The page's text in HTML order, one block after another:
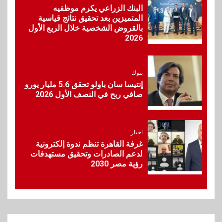
وأفريقيا Tour4Cure
9
سوق وصلة
جهازًا مثاليًا للشباب
10
في سوق تحويلات المصريين
بالخارج
1
البنك الزراعي يكرم موظفيه
المتميزين بعد تحقيق نتائج قياسية
بالقروض الشخصية خلال الربع الأول
2026
بنوك
إنتيسا سان باولو تحقق 5.6 مليار يورو
صافي ربح في النصف الأول 2026
اخبار
غرفة القاهرة تنظم ندوة إلكترونية
لدعم الصادرات وتحقيق مستهدفات
رؤية مصر 2030